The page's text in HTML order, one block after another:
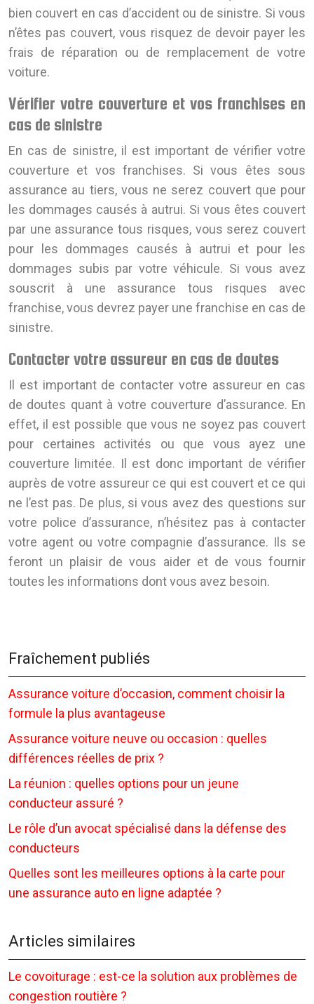
bien couvert en cas d’accident ou de sinistre. Si vous
n’êtes pas couvert, vous risquez de devoir payer les
frais de réparation ou de remplacement de votre
voiture.
Vérifier votre couverture et vos franchises en
cas de sinistre
En cas de sinistre, il est important de vérifier votre
couverture et vos franchises. Si vous êtes sous
assurance au tiers, vous ne serez couvert que pour
les dommages causés à autrui. Si vous êtes couvert
par une assurance tous risques, vous serez couvert
pour les dommages causés à autrui et pour les
dommages subis par votre véhicule. Si vous avez
souscrit à une assurance tous risques avec
franchise, vous devrez payer une franchise en cas de
sinistre.
Contacter votre assureur en cas de doutes
Il est important de contacter votre assureur en cas
de doutes quant à votre couverture d’assurance. En
effet, il est possible que vous ne soyez pas couvert
pour certaines activités ou que vous ayez une
couverture limitée. Il est donc important de vérifier
auprès de votre assureur ce qui est couvert et ce qui
ne l’est pas. De plus, si vous avez des questions sur
votre police d’assurance, n’hésitez pas à contacter
votre agent ou votre compagnie d’assurance. Ils se
feront un plaisir de vous aider et de vous fournir
toutes les informations dont vous avez besoin.
Fraîchement publiés
Assurance voiture d’occasion, comment choisir la
formule la plus avantageuse
Assurance voiture neuve ou occasion : quelles
différences réelles de prix ?
La réunion : quelles options pour un jeune
conducteur assuré ?
Le rôle d’un avocat spécialisé dans la défense des
conducteurs
Quelles sont les meilleures options à la carte pour
une assurance auto en ligne adaptée ?
Articles similaires
Le covoiturage : est-ce la solution aux problèmes de
congestion routière ?